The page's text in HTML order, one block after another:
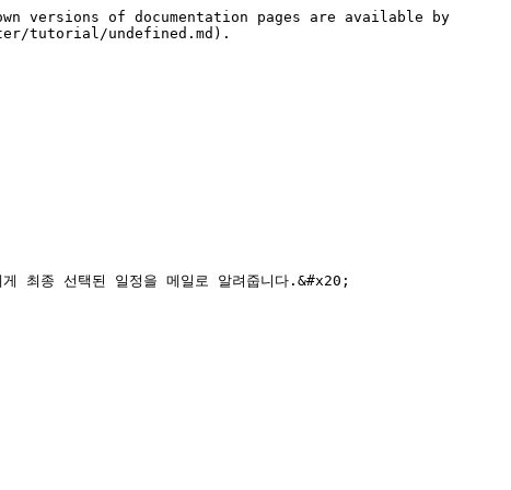
versions of documentation pages are available by
tutorial/undefined.md).
최종 선택된 일정을 메일로 알려줍니다.&#x20;